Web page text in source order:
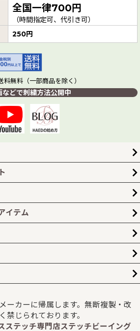
全国一律700円
（時間指定可、代引き可）
250円
無料（一部商品を除く）
などで刺繍方法公開中
イテム
ーカーに帰属します。無断複製・改
禁じられております。
ステッチ専門店ステッチビーイング